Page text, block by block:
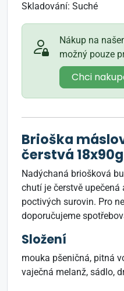
Skladování: Suché
Nákup na
možný pouze
Chci
Brioška
čerstvá 18x90g
Nadýchaná briošková
chutí je čerstvě upečená
poctivých surovin. Pro
doporučujeme
Složení
mouka pšeničná, pitná
vaječná melanž, sádlo,